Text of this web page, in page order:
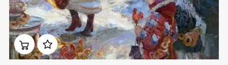
Домен: spb.rakovgallery.ru